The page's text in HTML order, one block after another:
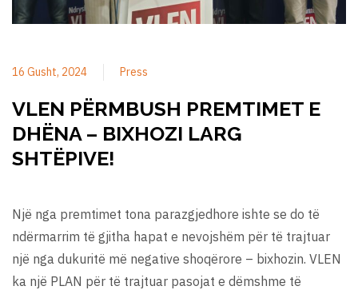
16 Gusht, 2024 Press
VLEN PËRMBUSH PREMTIMET E
DHËNA – BIXHOZI LARG
SHTËPIVE!
Një nga premtimet tona parazgjedhore ishte se do të
ndërmarrim të gjitha hapat e nevojshëm për të trajtuar
një nga dukuritë më negative shoqërore – bixhozin. VLEN
ka një PLAN për të trajtuar pasojat e dëmshme të